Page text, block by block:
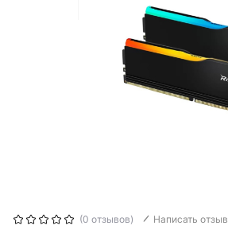
(0 отзывов) Написать отзыв